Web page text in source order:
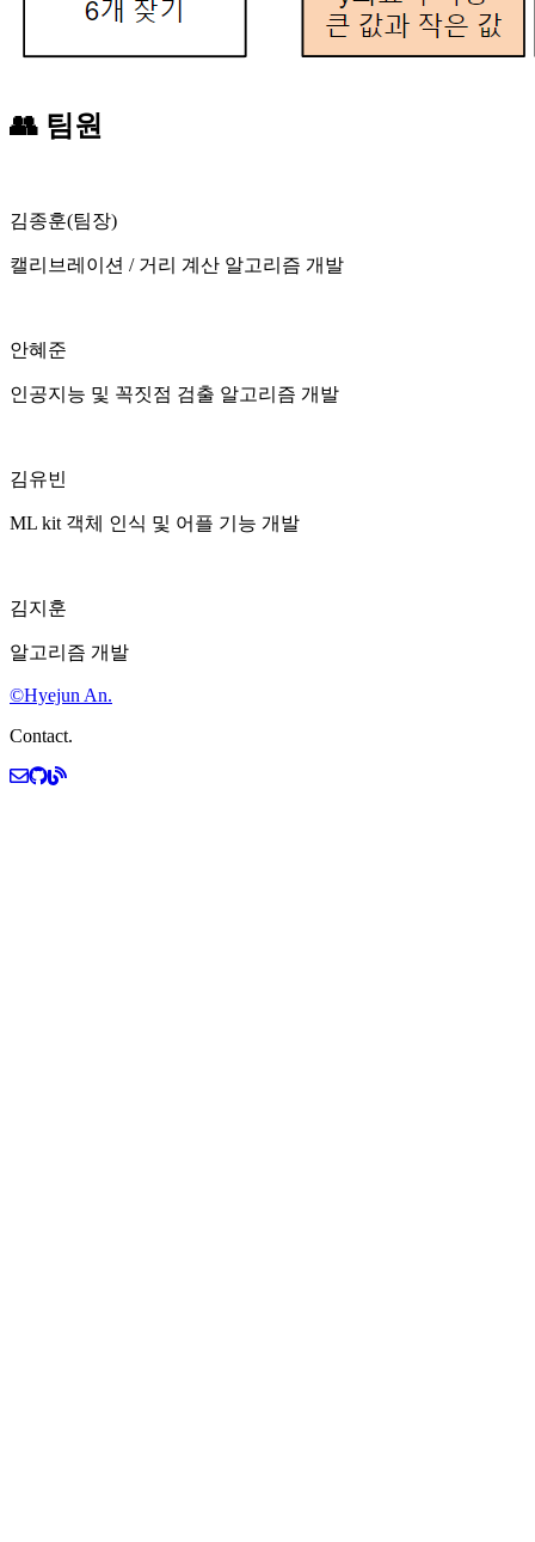
👥 팀원
김종훈(팀장)
캘리브레이션 / 거리 계산 알고리즘 개발
안혜준
인공지능 및 꼭짓점 검출 알고리즘 개발
김유빈
ML kit 객체 인식 및 어플 기능 개발
김지훈
알고리즘 개발
©Hyejun An.
Contact.